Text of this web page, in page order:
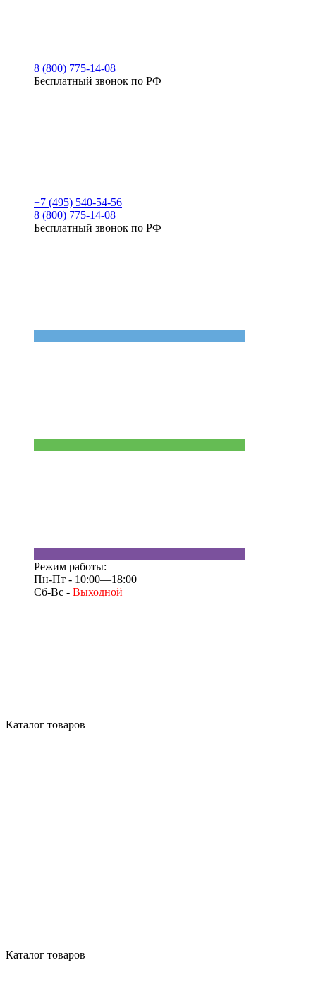
8 (800) 775-14-08
Бесплатный звонок по РФ
+7 (495) 540-54-56
8 (800) 775-14-08
Бесплатный звонок по РФ
Режим работы:
Пн-Пт - 10:00—18:00
Сб-Вс - Выходной
Каталог товаров
Каталог товаров